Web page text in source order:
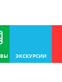
ЭКСКУРСИИ